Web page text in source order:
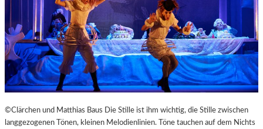
©Clärchen und Matthias Baus Die Stille ist ihm wichtig, die Stille zwischen
langgezogenen Tönen, kleinen Melodienlinien. Töne tauchen auf dem Nichts